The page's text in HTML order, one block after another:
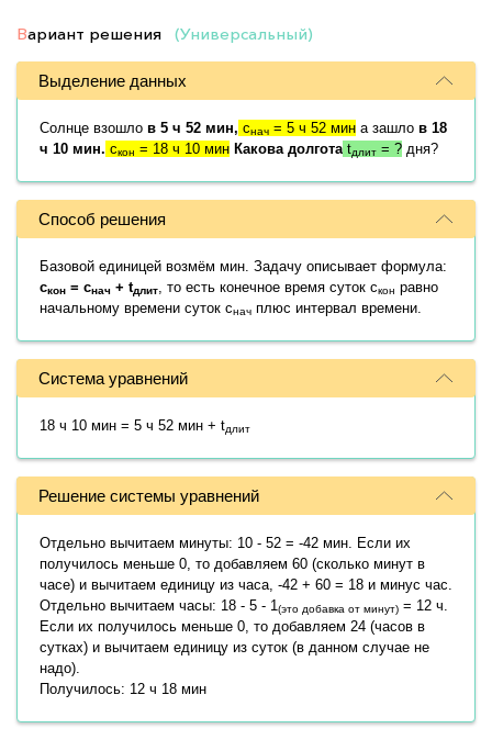
Вариант решения (Универсальный)
Выделение данных
Солнце взошло в 5 ч 52 мин, cнач = 5 ч 52 мин а зашло в 18
ч 10 мин. cкон = 18 ч 10 мин Какова долгота tдлит = ? дня?
Способ решения
Базовой единицей возмём мин. Задачу описывает формула:
cкон = cнач + tдлит, то есть конечное время суток cкон равно
начальному времени суток cнач плюс интервал времени.
Система уравнений
18 ч 10 мин = 5 ч 52 мин + tдлит
Решение системы уравнений
Отдельно вычитаем минуты: 10 - 52 = -42 мин. Если их
получилось меньше 0, то добавляем 60 (сколько минут в
часе) и вычитаем единицу из часа, -42 + 60 = 18 и минус час.
Отдельно вычитаем часы: 18 - 5 - 1(это добавка от минут) = 12 ч.
Если их получилось меньше 0, то добавляем 24 (часов в
сутках) и вычитаем единицу из суток (в данном случае не
надо).
Получилось: 12 ч 18 мин